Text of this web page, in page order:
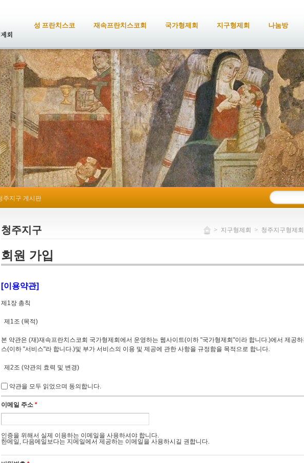
성 프란치스코 재속프란치스코회 국가형제회 지구형제회 나눔방
주지구 게시판
청주지구 > 지구형제회 > 청주지구형제회
회원 가입
[이용약관]
제1장 총칙
제1조 (목적)
본 약관은 (재)재속프란치스코회 국가형제회에서 운영하는 웹사이트(이하 "국가형제회"이라 합니다.)에서 제공하
스(이하 "서비스"라 합니다.)및 부가 서비스의 이용 및 제공에 관한 사항을 규정함을 목적으로 합니다.
제2조 (약관의 효력 및 변경)
① 본 약관은 인터넷 서비스화면(www.ofskorea.org)에 게시하거나 이용자에게 공시함으로서 효력을 발생합니다.
② 국가형제회는 약관을 변경할 수 있으며 변경된 약관은 "1"항 과 같은 방법으로 효력을 발생합니다.
제3조 (약관외 준칙)
본 약관에 정의되지 않은 사항은 약관의 규제들에 관한 법령, 전자상거래 기본법, 정보통신망이용 촉진 등에 관한
래기본법, 전기통신기본법, 전기통신사업법, 전자서명법 등 관련 법령의 규정에 의합니다.
제4조 (정의)
약관을 모두 읽었으며 동의합니다.
이메일 주소 *
인증을 위해서 실제 이용하는 이메일을 사용하셔야 합니다.
한메일, 다음메일보다는 지메일에서 제공하는 이메일을 사용하시길 권합니다.